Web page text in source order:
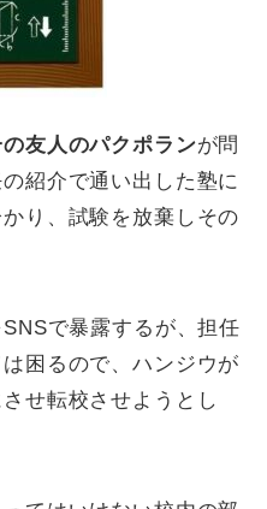
友人のパクポランが問
紹介で通い出した塾に
り、試験を放棄しその
で暴露するが、担任
困るので、ハンジウが
せ転校させようとし